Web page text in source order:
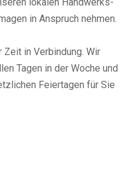
in Anspruch nehmen.
in Verbindung. Wir
Tagen in der Woche und
Feiertagen für Sie